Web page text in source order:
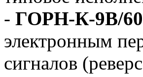
- ГОРН-К-9В/
электронным
сигналов